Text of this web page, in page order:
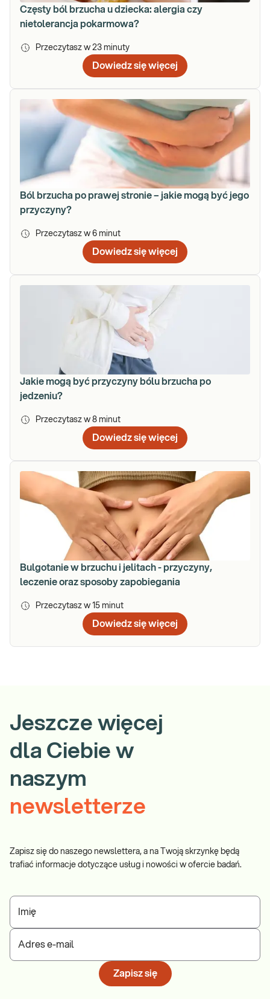
Częsty ból brzucha u dziecka: alergia czy
nietolerancja pokarmowa?
Przeczytasz w 23 minuty
Dowiedz się więcej
Ból brzucha po prawej stronie – jakie mogą być jego
przyczyny?
Przeczytasz w 6 minut
Dowiedz się więcej
Jakie mogą być przyczyny bólu brzucha po
jedzeniu?
Przeczytasz w 8 minut
Dowiedz się więcej
Bulgotanie w brzuchu i jelitach - przyczyny,
leczenie oraz sposoby zapobiegania
Przeczytasz w 15 minut
Dowiedz się więcej
Jeszcze więcej
dla Ciebie w
naszym
newsletterze
Zapisz się do naszego newslettera, a na Twoją skrzynkę będą
trafiać informacje dotyczące usług i nowości w ofercie badań.
Imię
Adres e-mail
Zapisz się